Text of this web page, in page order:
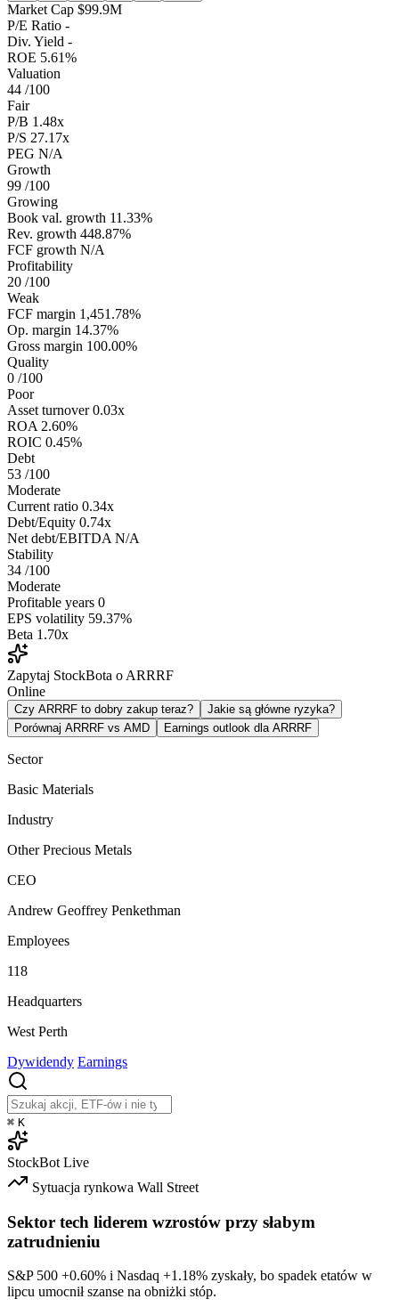
Market Cap $99.9M
P/E Ratio -
Div. Yield -
ROE 5.61%
Valuation
44 /100
Fair
P/B 1.48x
P/S 27.17x
PEG N/A
Growth
99 /100
Growing
Book val. growth 11.33%
Rev. growth 448.87%
FCF growth N/A
Profitability
20 /100
Weak
FCF margin 1,451.78%
Op. margin 14.37%
Gross margin 100.00%
Quality
0 /100
Poor
Asset turnover 0.03x
ROA 2.60%
ROIC 0.45%
Debt
53 /100
Moderate
Current ratio 0.34x
Debt/Equity 0.74x
Net debt/EBITDA N/A
Stability
34 /100
Moderate
Profitable years 0
EPS volatility 59.37%
Beta 1.70x
Zapytaj StockBota o ARRRF
Online
Czy ARRRF to dobry zakup teraz?
Jakie są główne ryzyka?
Porównaj ARRRF vs AMD
Earnings outlook dla ARRRF
Sector
Basic Materials
Industry
Other Precious Metals
CEO
Andrew Geoffrey Penkethman
Employees
118
Headquarters
West Perth
Dywidendy Earnings
⌘ K
StockBot Live
Sytuacja rynkowa Wall Street
Sektor tech liderem wzrostów przy słabym
zatrudnieniu
S&P 500 +0.60% i Nasdaq +1.18% zyskały, bo spadek etatów w
lipcu umocnił szanse na obniżki stóp.